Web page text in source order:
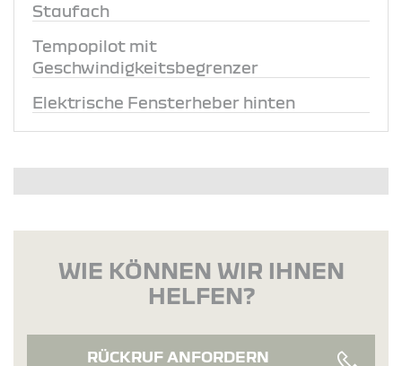
Staufach
Tempopilot mit
Geschwindigkeitsbegrenzer
Elektrische Fensterheber hinten
WIE KÖNNEN WIR IHNEN
HELFEN?
RÜCKRUF ANFORDERN